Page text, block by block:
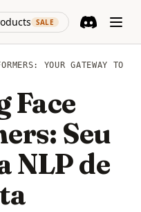
SALE
(opens in a
YOUR GATEWAY TO
Face
Seu
NLP de